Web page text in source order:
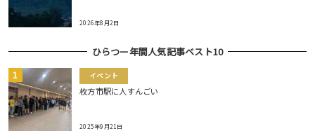
2026年8月2日
ひらつー年間人気記事ベスト10
イベント
枚方市駅に人すんごい
2025年9月21日